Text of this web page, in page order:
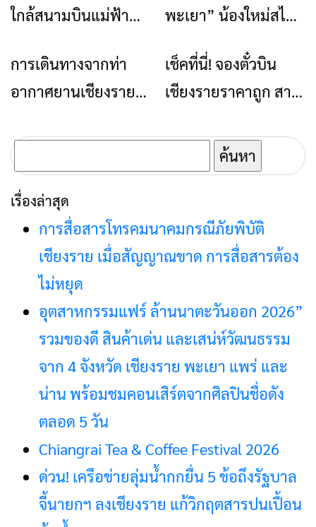
ใกล้สนามบินแม่ฟ้า
ลอยกระทง 2566
พะเยา” น้องใหม่สไตล์
บริการปี 72
ท่องเที่ยว
การเดินทางจากท่า
อากาศยานเชียงราย
เชียงราย(สนามบินไป
เซ็นทรัล)
ข่าวเชียงราย
เช็คที่นี่! จองตั๋วบิน
เชียงรายราคาถูก สาย
คลายล็อกดาวน์
ค้นหา
สำหรับ:
เรื่องล่าสุด
การสื่อสารโทรคมนาคมกรณีภัยพิบัติ
เชียงราย เมื่อสัญญาณขาด การสื่อสารต้อง
ไม่หยุด
อุตสาหกรรมแฟร์ ล้านนาตะวันออก 2026”
รวมของดี สินค้าเด่น และเสน่ห์วัฒนธรรม
จาก 4 จังหวัด เชียงราย พะเยา แพร่ และ
น่าน พร้อมชมคอนเสิร์ตจากศิลปินชื่อดัง
ตลอด 5 วัน
Chiangrai Tea & Coffee Festival 2026
ด่วน! เครือข่ายลุ่มน้ำกกยื่น 5 ข้อถึงรัฐบาล
จี้นายกฯ ลงเชียงราย แก้วิกฤตสารปนเปื้อน